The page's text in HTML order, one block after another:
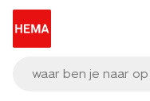
waar ben je naar